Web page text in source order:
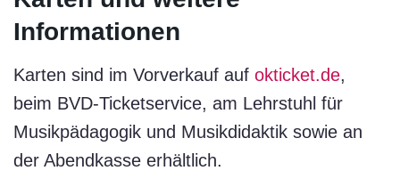
Informationen
Karten sind im Vorverkauf auf okticket.de,
beim BVD-Ticketservice, am Lehrstuhl für
Musikpädagogik und Musikdidaktik sowie an
der Abendkasse erhältlich.